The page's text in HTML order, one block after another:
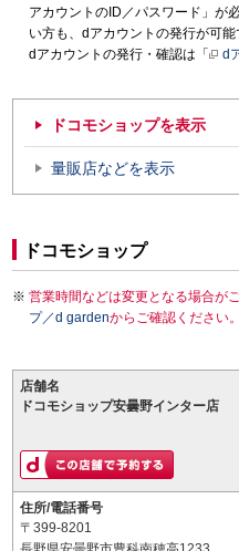
アカウントのID／パスワード」が
い方も、dアカウントの発行が可能
dアカウントの発行・確認は「
d
ドコモショップを表示
量販店などを表示
ドコモショップ
営業時間などは変更となる場合が
プ／d gardenからご確認ください。
店舗名
ドコモショップ安曇野インター店
住所/電話番号
〒399-8201